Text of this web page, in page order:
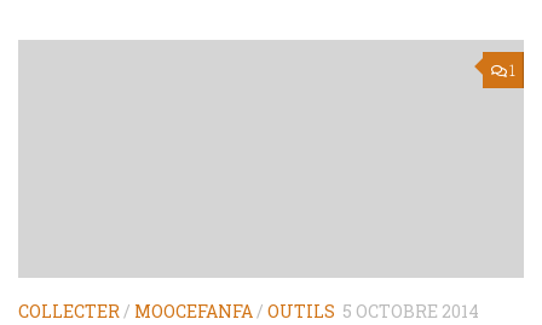
1
COLLECTER/ MOOCEFANFA/ OUTILS 5 OCTOBRE 2014